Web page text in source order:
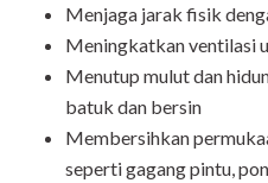
Menjaga jarak fisik
Meningkatkan ventilasi
Menutup mulut dan
batuk dan bersin
Membersihkan
seperti gagang pintu,